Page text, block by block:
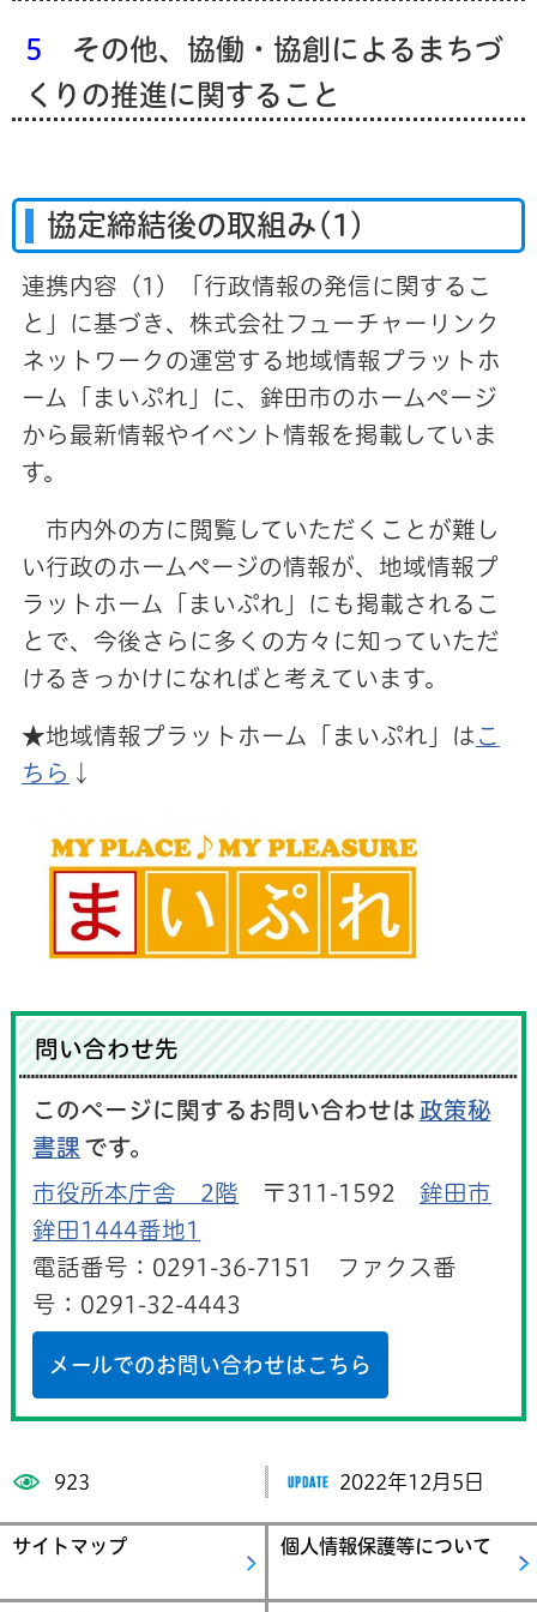
5 その他、協働・協創によるまちづ
くりの推進に関すること
協定締結後の取組み(1)
連携内容（1）「行政情報の発信に関するこ
と」に基づき、株式会社フューチャーリンク
ネットワークの運営する地域情報プラットホ
ーム「まいぷれ」に、鉾田市のホームページ
から最新情報やイベント情報を掲載していま
す。
市内外の方に閲覧していただくことが難し
い行政のホームページの情報が、地域情報プ
ラットホーム「まいぷれ」にも掲載されるこ
とで、今後さらに多くの方々に知っていただ
けるきっかけになればと考えています。
★地域情報プラットホーム「まいぷれ」は こ
ちら ↓
問い合わせ先
このページに関するお問い合わせは 政策秘
書課 です。
市役所本庁舎 2階 〒311-1592 鉾田市
鉾田1444番地1
電話番号：0291-36-7151 ファクス番
号：0291-32-4443
メールでのお問い合わせはこちら
923 2022年12月5日
サイトマップ 個人情報保護等について